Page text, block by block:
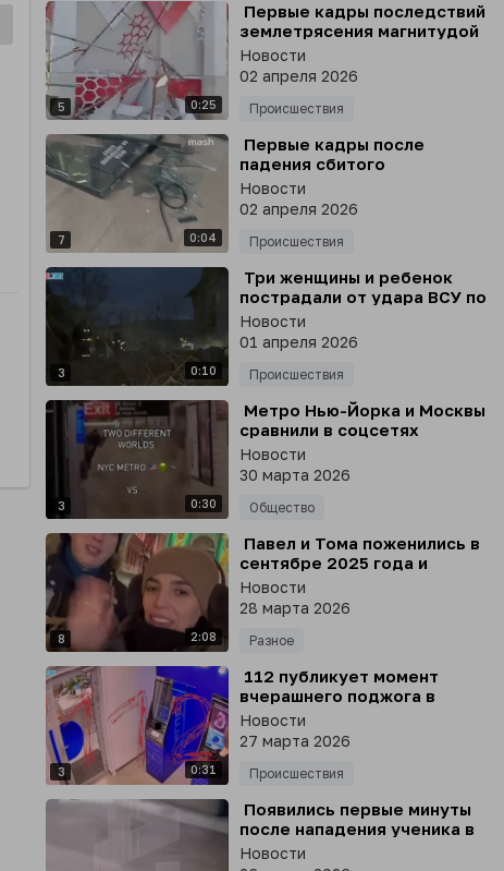
5 0:25
⁣ Первые кадры последствий
землетрясения магнитудой
7.4 в Манадо, Индонезия
Новости
02 апреля 2026
Происшествия
7 0:04
⁣ Первые кадры после
падения сбитого
украинского беспилотника в
Уфе
Новости
02 апреля 2026
Происшествия
3 0:10
⁣ Три женщины и ребенок
пострадали от удара ВСУ по
двухэтажке в Васильевке
Новости
01 апреля 2026
Происшествия
3 0:30
⁣ Метро Нью-Йорка и Москвы
сравнили в соцсетях
Новости
30 марта 2026
Общество
8 2:08
⁣ Павел и Тома поженились в
сентябре 2025 года и
вскоре вышли в пешее
путешествие из Москвы до
Владивостока
Новости
28 марта 2026
Разное
3 0:31
⁣ 112 публикует момент
вчерашнего поджога в
Газпромбанке на юго-
западе Москвы
Новости
27 марта 2026
Происшествия
⁣ Появились первые минуты
после нападения ученика в
школе в Челябинске
Новости